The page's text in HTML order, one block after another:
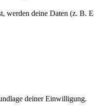
werden deine Daten (z. B.
deiner Einwilligung.